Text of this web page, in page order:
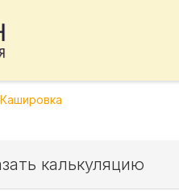
Кашировка
калькуляцию